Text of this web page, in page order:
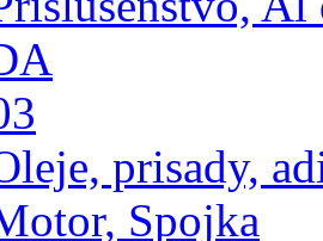
prisady,
Spojka